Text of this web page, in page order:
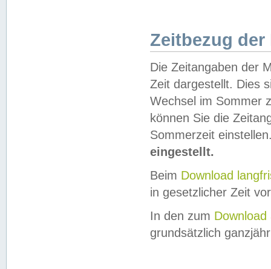
Zeitbezug der
Die Zeitangaben der
Zeit dargestellt. Dies
Wechsel im Sommer
können Sie die
Sommerzeit
eingestellt.
Beim Download
in gesetzlicher Zeit
In den zum Download
grundsätzlich